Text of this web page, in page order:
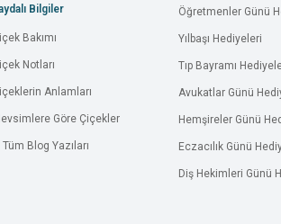
Bilgiler
Bakımı
Notları
Anlamları
Göre Çiçekler
Tüm Blog Yazıları
Öğretmenler Günü
Yılbaşı Hediyeleri
Tıp Bayramı
Avukatlar Günü
Hemşireler Günü
Eczacılık Günü
Diş Hekimleri Günü